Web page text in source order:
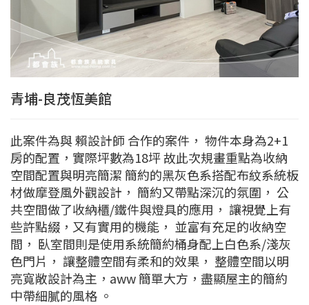
青埔-良茂恆美館
此案件為與 賴設計師 合作的案件， 物件本身為2+1
房的配置，實際坪數為18坪 故此次規畫重點為收納
空間配置與明亮簡潔 簡約的黑灰色系搭配布紋系統板
材做摩登風外觀設計， 簡約又帶點深沉的氛圍， 公
共空間做了收納櫃/鐵件與燈具的應用， 讓視覺上有
些許點綴，又有實用的機能， 並富有充足的收納空
間， 臥室間則是使用系統簡約桶身配上白色系/淺灰
色門片， 讓整體空間有柔和的效果， 整體空間以明
亮寬敞設計為主，aww 簡單大方，盡顯屋主的簡約
中帶細膩的風格 。